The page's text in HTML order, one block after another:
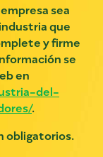
sea
que
y firme
se
en
del-
.
obligatorios.